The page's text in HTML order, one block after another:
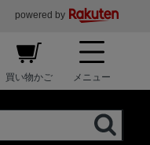
powered by
買い物かご メニュー